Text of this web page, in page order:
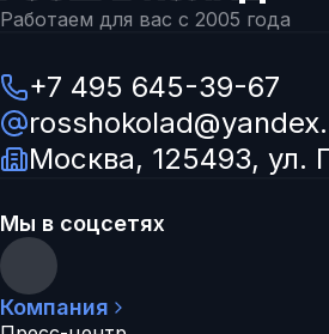
Работаем для вас с 2005 года
+7 495 645-39-67
Москва, 125493, ул.
Мы в соцсетях
Компания